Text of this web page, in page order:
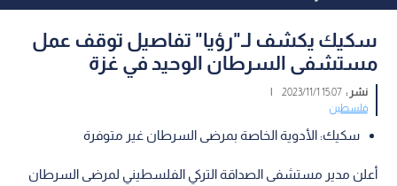
سكيك يكشف لـ"رؤيا" تفاصيل توقف عمل
مستشفى السرطان الوحيد في غزة
نشر :15:07 2023/11/1
|
فلسطين
سكيك: الأدوية الخاصة بمرضى السرطان غير متوفرة
أعلن مدير مستشفى الصداقة التركي الفلسطيني لمرضى السرطان